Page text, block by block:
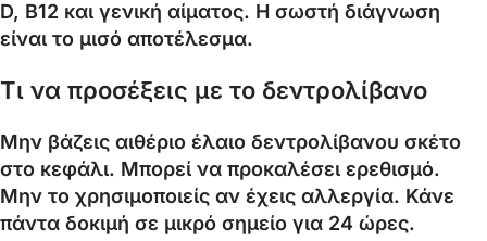
D, Β12 και γενική αίματος. Η σωστή διάγνωση
είναι το μισό αποτέλεσμα.
Τι να προσέξεις με το δεντρολίβανο
Μην βάζεις αιθέριο έλαιο δεντρολίβανου σκέτο
στο κεφάλι. Μπορεί να προκαλέσει ερεθισμό.
Μην το χρησιμοποιείς αν έχεις αλλεργία. Κάνε
πάντα δοκιμή σε μικρό σημείο για 24 ώρες.